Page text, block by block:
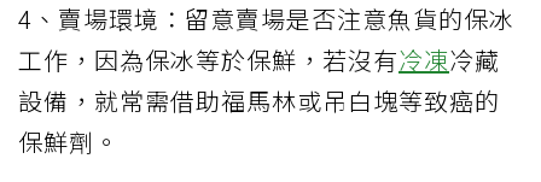
4、賣場環境：留意賣場是否注意魚貨的保冰
工作，因為保冰等於保鮮，若沒有冷凍冷藏
設備，就常需借助福馬林或吊白塊等致癌的
保鮮劑。